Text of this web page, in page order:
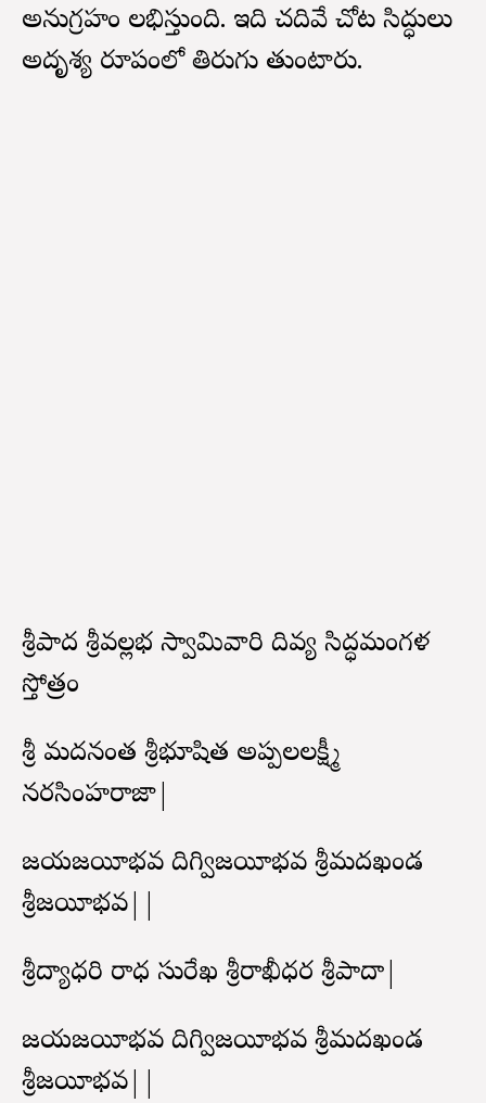
అనుగ్రహం లభిస్తుంది. ఇది చదివే చోట సిద్ధులు
అదృశ్య రూపంలో తిరుగు తుంటారు.
శ్రీపాద శ్రీవల్లభ స్వామివారి దివ్య సిద్ధమంగళ
స్తోత్రం
శ్రీ మదనంత శ్రీవిభూషిత అప్పలలక్ష్మీ
నరసింహరాజా|
జయవిజయీభవ దిగ్విజయీభవ శ్రీమదఖండ
శ్రీవిజయీభవ||
శ్రీవిద్యాధరి రాధ సురేఖ శ్రీరాఖీధర శ్రీపాదా|
జయవిజయీభవ దిగ్విజయీభవ శ్రీమదఖండ
శ్రీవిజయీభవ||